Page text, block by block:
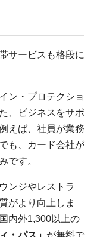
サービスも格段に
ン・プロテクショ
、ビジネスをサポ
えば、社員が業務
も、カード会社が
です。
ンジやレストラ
がより向上しま
内外1,300以上の
・パス」 が無料で